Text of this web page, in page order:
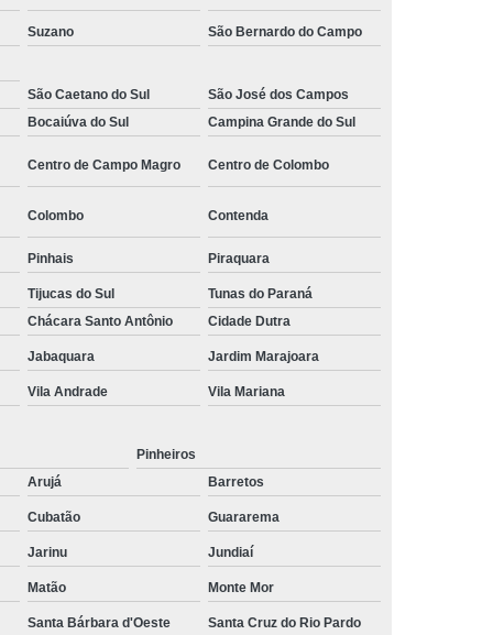
Monitoramento e Segurança
Monitoramento Residencial
Segurança e Monitoramento
em Monitoramento
Empresa Terceirizada de Monitoramento
Paisagismo
Empresa de Paisagismo
Paisagismo e Jardinagem
e Jardinagem Predial
Empresa de Paisagismo Terceirizado
em Paisagismo
em Paisagismo Predial
de Paisagismo
de Recrutamento e Seleção
Empresa de Recrutamento e Seleção
e Seleção de Pessoas
e Seleção Mais Próximo de Mim
Suzano São Bernardo do Campo
São Caetano do Sul
São José dos Campos
Bocaiúva do Sul Campina Grande do Sul
Centro de Campo Magro Centro de Colombo
Colombo Contenda
Pinhais Piraquara
Tijucas do Sul
Tunas do Paraná
Chácara Santo Antônio Cidade Dutra
Jabaquara Jardim Marajoara
Vila Andrade Vila Mariana
Pinheiros
Arujá Barretos
Cubatão Guararema
Jarinu Jundiaí
Matão Monte Mor
Santa Bárbara d'Oeste Santa Cruz do Rio Pardo